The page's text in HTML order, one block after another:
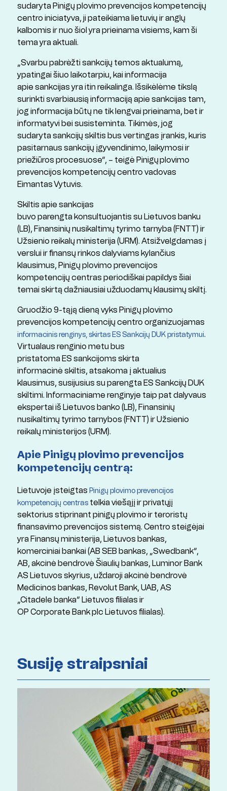
sudaryta Pinigų plovimo prevencijos kompetencijų
centro iniciatyva, ji pateikiama lietuvių ir anglų
kalbomis ir nuo šiol yra prieinama visiems, kam ši
tema yra aktuali.
„Svarbu pabrėžti sankcijų temos aktualumą,
ypatingai šiuo laikotarpiu, kai informacija
apie sankcijas yra itin reikalinga. Išsikėlėme tikslą
surinkti svarbiausią informaciją apie sankcijas tam,
jog informacija būtų ne tik lengvai prieinama, bet ir
informatyvi bei susisteminta. Tikimės, jog
sudaryta sankcijų skiltis bus vertingas įrankis, kuris
pasitarnaus sankcijų įgyvendinimo, laikymosi ir
priežiūros procesuose“, – teigė Pinigų plovimo
prevencijos kompetencijų centro vadovas
Eimantas Vytuvis.
Skiltis apie sankcijas
buvo parengta konsultuojantis su Lietuvos banku
(LB), Finansinių nusikaltimų tyrimo tarnyba (FNTT) ir
Užsienio reikalų ministerija (URM). Atsižvelgdamas į
verslui ir finansų rinkos dalyviams kylančius
klausimus, Pinigų plovimo prevencijos
kompetencijų centras periodiškai papildys šiai
temai skirtą dažniausiai užduodamų klausimų skiltį.
Gruodžio 9-tąją dieną vyks Pinigų plovimo
prevencijos kompetencijų centro organizuojamas
informacinis renginys, skirtas ES Sankcijų DUK pristatymui.
Virtualaus renginio metu bus
pristatoma ES sankcijoms skirta
informacinė skiltis, atsakoma į aktualius
klausimus, susijusius su parengta ES Sankcijų DUK
skiltimi. Informaciniame renginyje taip pat dalyvaus
ekspertai iš Lietuvos banko (LB), Finansinių
nusikaltimų tyrimo tarnybos (FNTT) ir Užsienio
reikalų ministerijos (URM).
Apie Pinigų plovimo prevencijos
kompetencijų centrą:
Lietuvoje įsteigtas Pinigų plovimo prevencijos
kompetencijų centrastelkia viešąjį ir privatųjį
sektorius stiprinant pinigų plovimo ir teroristų
finansavimo prevencijos sistemą. Centro steigėjai
yra Finansų ministerija, Lietuvos bankas,
komerciniai bankai (AB SEB bankas, „Swedbank“,
AB, akcinė bendrovė Šiaulių bankas, Luminor Bank
AS Lietuvos skyrius, uždaroji akcinė bendrovė
Medicinos bankas, Revolut Bank, UAB, AS
„Citadele banka“ Lietuvos filialas ir
OP Corporate Bank plc Lietuvos filialas).
Susiję straipsniai